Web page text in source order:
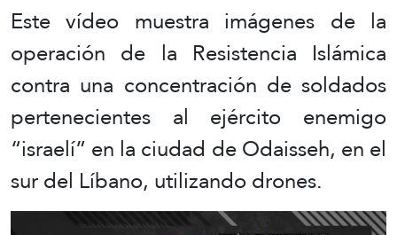
Este vídeo muestra imágenes de la
operación de la Resistencia Islámica
contra una concentración de soldados
pertenecientes al ejército enemigo
“israelí” en la ciudad de Odaisseh, en el
sur del Líbano, utilizando drones.